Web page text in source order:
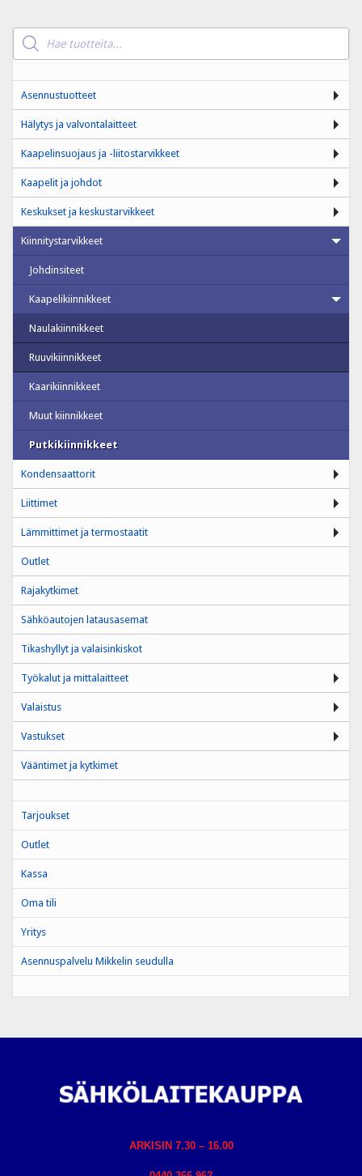
Products
search
Asennustuotteet
Hälytys ja valvontalaitteet
Kaapelinsuojaus ja -liitostarvikkeet
Kaapelit ja johdot
Keskukset ja keskustarvikkeet
Kiinnitystarvikkeet
Johdinsiteet
Kaapelikiinnikkeet
Naulakiinnikkeet
Ruuvikiinnikkeet
Kaarikiinnikkeet
Muut kiinnikkeet
Putkikiinnikkeet
Kondensaattorit
Liittimet
Lämmittimet ja termostaatit
Outlet
Rajakytkimet
Sähköautojen latausasemat
Tikashyllyt ja valaisinkiskot
Työkalut ja mittalaitteet
Valaistus
Vastukset
Vääntimet ja kytkimet
Tarjoukset
Outlet
Kassa
Oma tili
Yritys
Asennuspalvelu Mikkelin seudulla
ARKISIN 7.30 – 16.00